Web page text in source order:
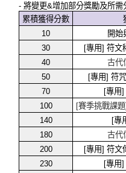
- 將變更&增加部分獎勵及所需
累積獲得分數
10
開始
30
[專用] 符文
40
古代
50
[專用] 符
70
[專用
100
[賽季挑戰課
140
[專
180
古代
200
[專用] 符文
230
[專用